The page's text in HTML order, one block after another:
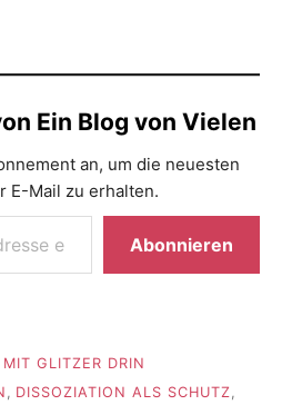
Ein Blog von Vielen
an, um die neuesten
E-Mail zu erhalten.
Abonnieren
GLITZER DRIN
, DISSOZIATION ALS SCHUTZ,